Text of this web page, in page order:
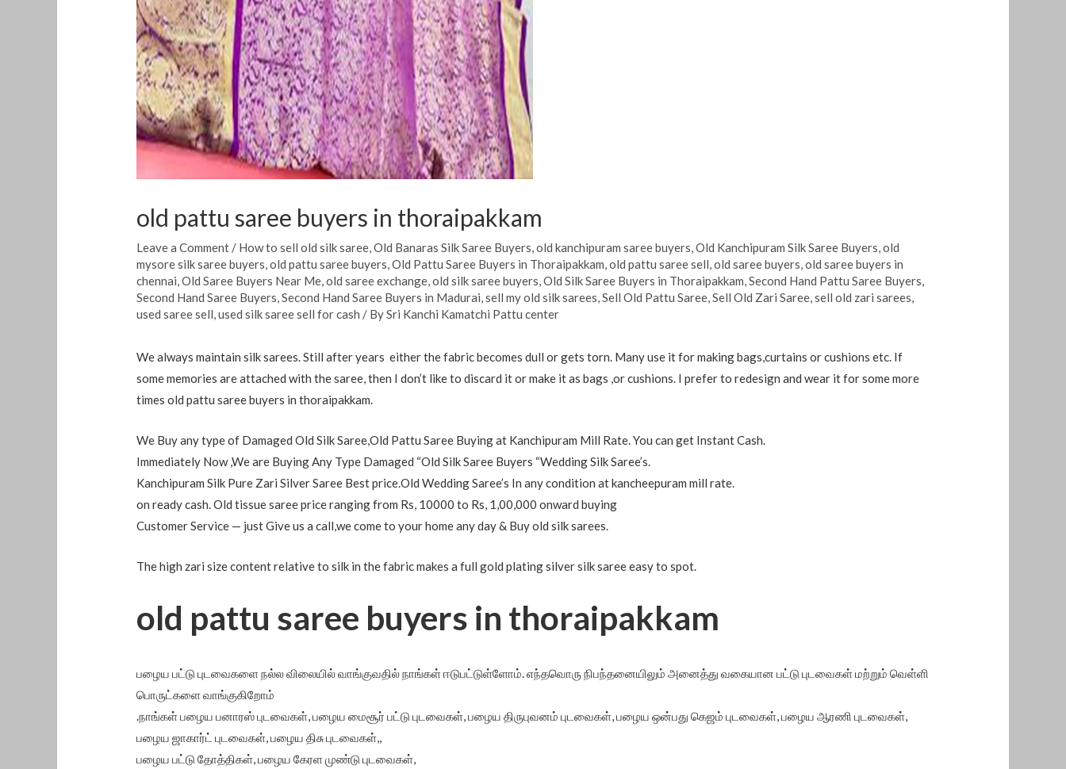
old pattu saree buyers in thoraipakkam
Leave a Comment / How to sell old silk saree,Old Banaras Silk Saree Buyers,old kanchipuram saree buyers,Old Kanchipuram Silk Saree Buyers,old
mysore silk saree buyers,old pattu saree buyers,Old Pattu Saree Buyers in Thoraipakkam,old pattu saree sell,old saree buyers,old saree buyers in
chennai,Old Saree Buyers Near Me,old saree exchange,old silk saree buyers,Old Silk Saree Buyers in Thoraipakkam,Second Hand Pattu Saree Buyers,
Second Hand Saree Buyers,Second Hand Saree Buyers in Madurai,sell my old silk sarees,Sell Old Pattu Saree,Sell Old Zari Saree,sell old zari sarees,
used saree sell,used silk saree sell for cash / BySri Kanchi Kamatchi Pattu center
We always maintain silk sarees. Still after years either the fabric becomes dull or gets torn. Many use it for making bags,curtains or cushions etc. If
some memories are attached with the saree, then I don’t like to discard it or make it as bags ,or cushions. I prefer to redesign and wear it for some more
times old pattu saree buyers in thoraipakkam.
We Buy any type of Damaged Old Silk Saree,Old Pattu Saree Buying at Kanchipuram Mill Rate. You can get Instant Cash.
Immediately Now ,We are Buying Any Type Damaged “Old Silk Saree Buyers “Wedding Silk Saree’s.
Kanchipuram Silk Pure Zari Silver Saree Best price.Old Wedding Saree’s In any condition at kancheepuram mill rate.
on ready cash. Old tissue saree price ranging from Rs, 10000 to Rs, 1,00,000 onward buying
Customer Service — just Give us a call,we come to your home any day & Buy old silk sarees.
The high zari size content relative to silk in the fabric makes a full gold plating silver silk saree easy to spot.
old pattu saree buyers in thoraipakkam
பழைய பட்டு புடவைகளை நல்ல விலையில் வாங்குவதில் நாங்கள் ஈடுபட்டுள்ளோம். எந்தவொரு நிபந்தனையிலும் அனைத்து வகையான பட்டு புடவைகள் மற்றும் வெள்ளி
பொருட்களை வாங்குகிறோம்
.நாங்கள் பழைய பனாரஸ் புடவைகள், பழைய மைசூர் பட்டு புடவைகள், பழைய திருபுவனம் புடவைகள், பழைய ஒன்பது கெஜம் புடவைகள், பழைய ஆரணி புடவைகள்,
பழைய ஜாகார்ட் புடவைகள், பழைய திசு புடவைகள்,,
பழைய பட்டு தோத்திகள், பழைய கேரள முண்டு புடவைகள்,